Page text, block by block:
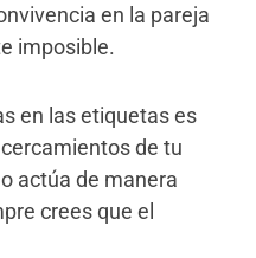
en la pareja
imposible.
en las etiquetas es
de tu
actúa de manera
crees que el